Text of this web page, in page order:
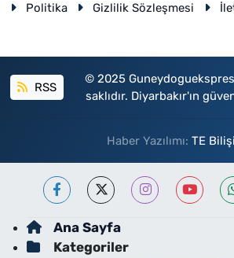
Politika
Gizlilik Sözleşmesi
RSS
© 2025
saklıdır. Diyarbakır'ın
Haber Yazılımı: TE
Ana Sayfa
Kategoriler